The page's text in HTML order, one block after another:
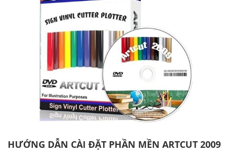
HƯỚNG DẪN CÀI ĐẶT PHẦN MỀN ARTCUT 2009